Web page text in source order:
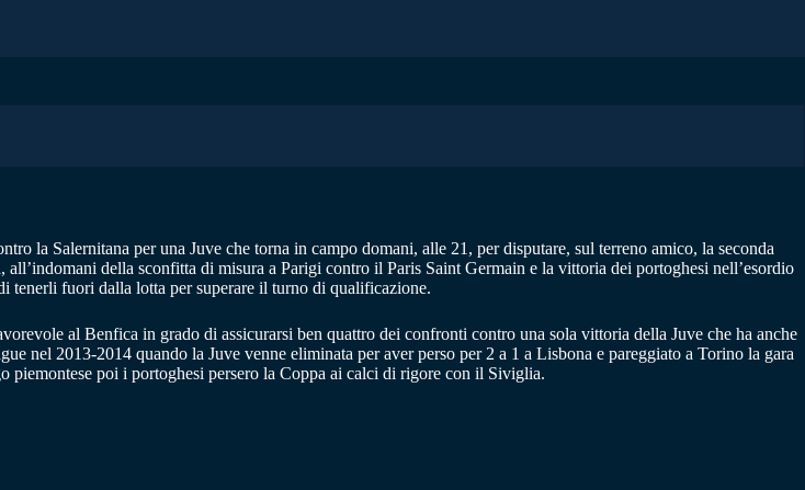
la Salernitana per una Juve che torna in campo domani, alle 21, per disputare, sul terreno amico, la seconda
della sconfitta di misura a Parigi contro il Paris Saint Germain e la vittoria dei portoghesi nell’esordio
tenerli fuori dalla lotta per superare il turno di qualificazione.
al Benfica in grado di assicurarsi ben quattro dei confronti contro una sola vittoria della Juve che ha anche
nel 2013-2014 quando la Juve venne eliminata per aver perso per 2 a 1 a Lisbona e pareggiato a Torino la gara
poi i portoghesi persero la Coppa ai calci di rigore con il Siviglia.